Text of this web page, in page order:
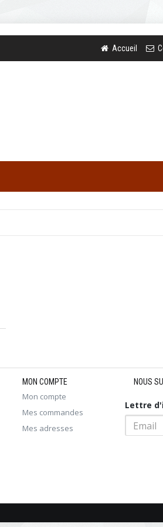
Accueil
MON COMPTE
Mon compte
Mes commandes
Mes adresses
NOUS
Lettre